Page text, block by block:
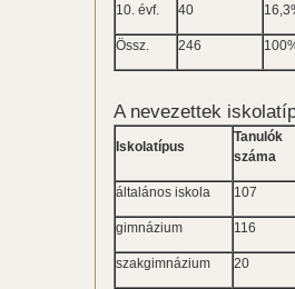
10. évf. 40
Össz. 246
A nevezettek
Iskolatípus
Tanulók
száma
általános iskola 107
gimnázium 116
szakgimnázium 20